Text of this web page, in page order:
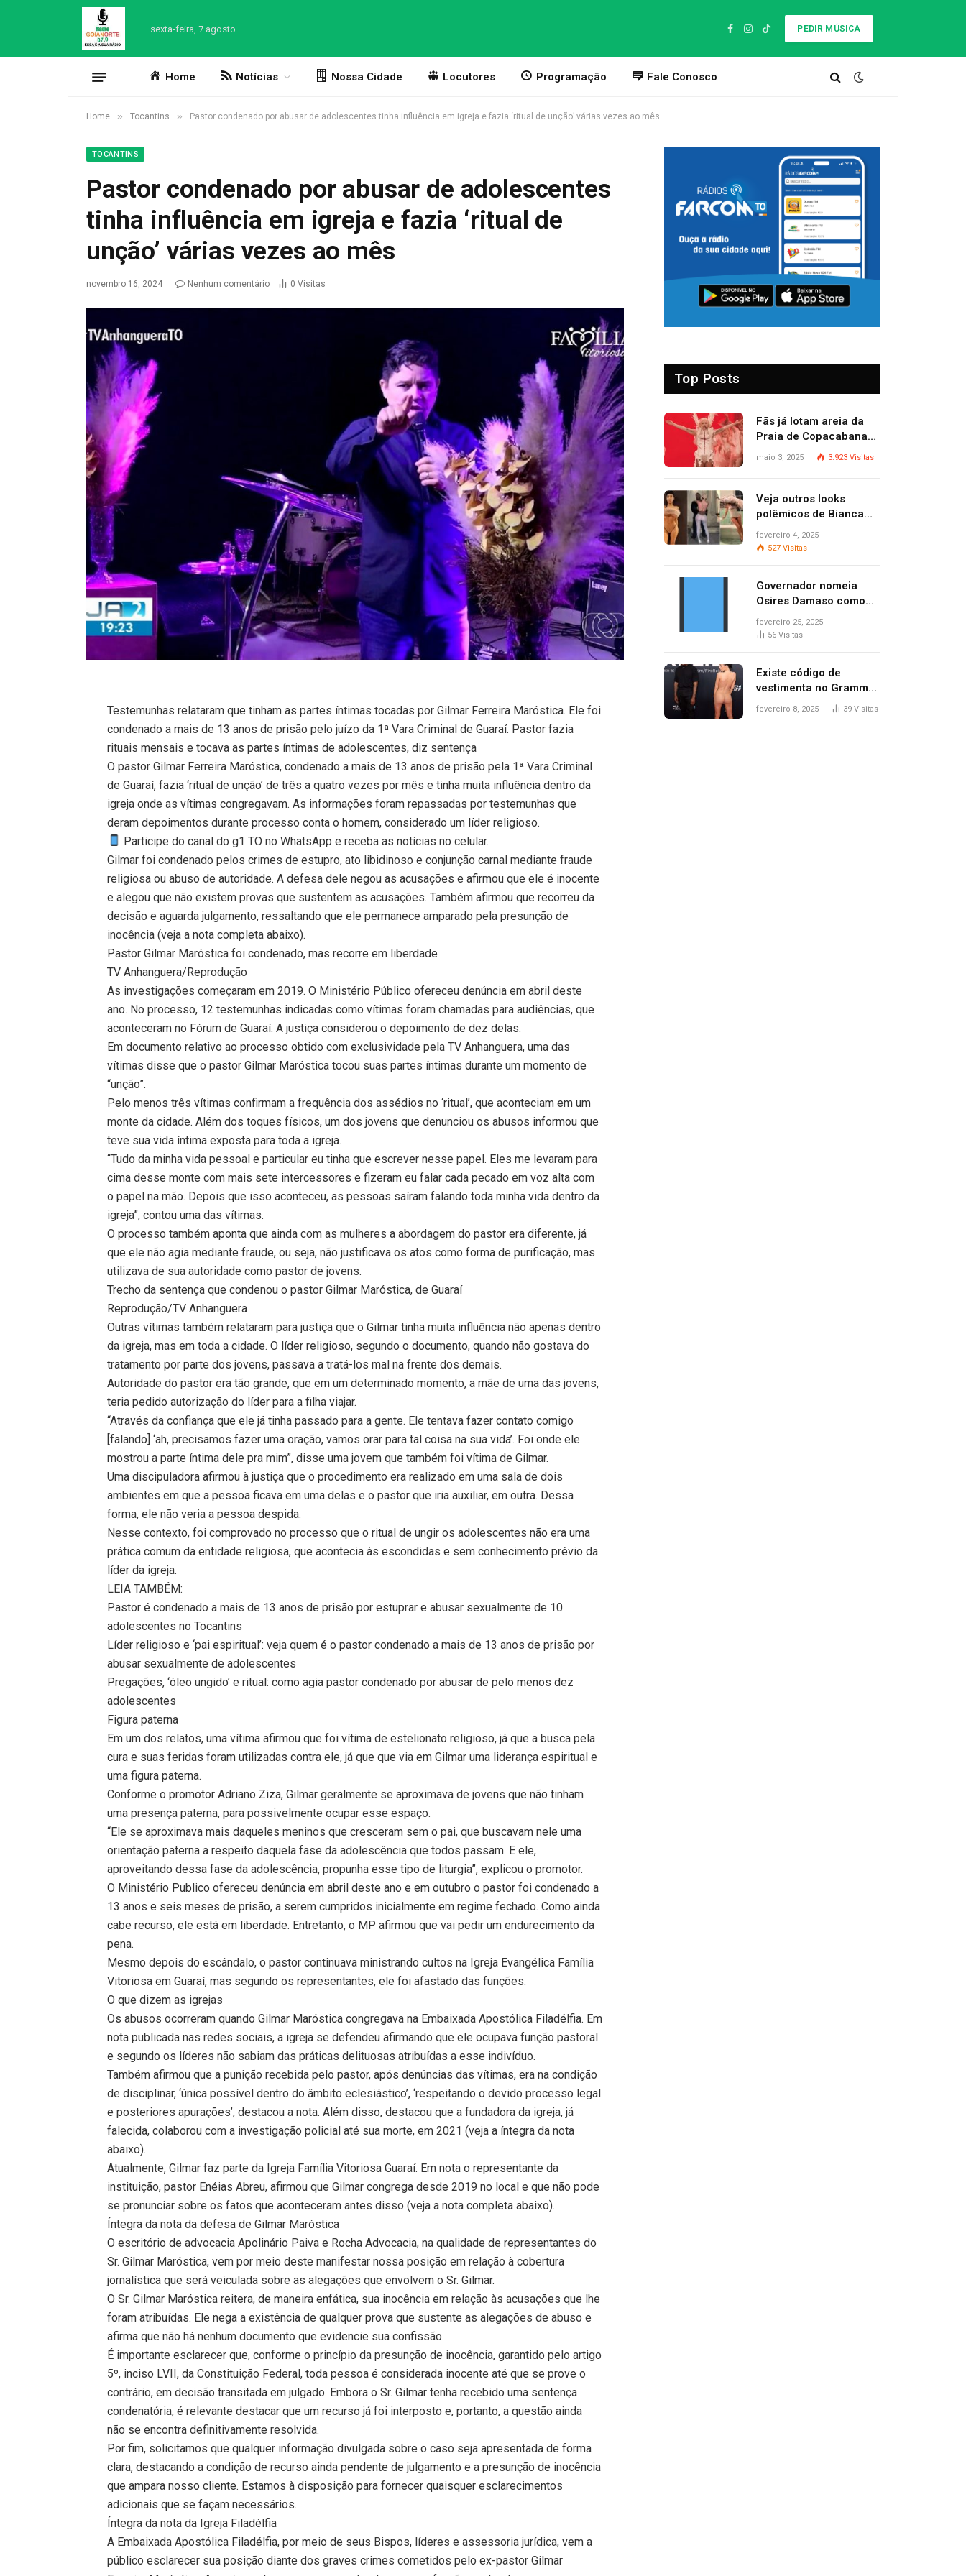
sexta-feira, 7 agosto
Facebook
Instagram
TikTok
PEDIR MÚSICA
Home Notícias Nossa Cidade Locutores Programação Fale Conosco
Home » Tocantins » Pastor condenado por abusar de adolescentes tinha influência em igreja e fazia ‘ritual de unção’ várias vezes ao mês
TOCANTINS
Pastor condenado por abusar de adolescentes
tinha influência em igreja e fazia ‘ritual de
unção’ várias vezes ao mês
novembro 16, 2024 Nenhum comentário 0 Visitas
Testemunhas relataram que tinham as partes íntimas tocadas por Gilmar Ferreira Maróstica. Ele foi
condenado a mais de 13 anos de prisão pelo juízo da 1ª Vara Criminal de Guaraí. Pastor fazia
rituais mensais e tocava as partes íntimas de adolescentes, diz sentença
O pastor Gilmar Ferreira Maróstica, condenado a mais de 13 anos de prisão pela 1ª Vara Criminal
de Guaraí, fazia ‘ritual de unção’ de três a quatro vezes por mês e tinha muita influência dentro da
igreja onde as vítimas congregavam. As informações foram repassadas por testemunhas que
deram depoimentos durante processo conta o homem, considerado um líder religioso.
Participe do canal do g1 TO no WhatsApp e receba as notícias no celular.
Gilmar foi condenado pelos crimes de estupro, ato libidinoso e conjunção carnal mediante fraude
religiosa ou abuso de autoridade. A defesa dele negou as acusações e afirmou que ele é inocente
e alegou que não existem provas que sustentem as acusações. Também afirmou que recorreu da
decisão e aguarda julgamento, ressaltando que ele permanece amparado pela presunção de
inocência (veja a nota completa abaixo).
Pastor Gilmar Maróstica foi condenado, mas recorre em liberdade
TV Anhanguera/Reprodução
As investigações começaram em 2019. O Ministério Público ofereceu denúncia em abril deste
ano. No processo, 12 testemunhas indicadas como vítimas foram chamadas para audiências, que
aconteceram no Fórum de Guaraí. A justiça considerou o depoimento de dez delas.
Em documento relativo ao processo obtido com exclusividade pela TV Anhanguera, uma das
vítimas disse que o pastor Gilmar Maróstica tocou suas partes íntimas durante um momento de
“unção”.
Pelo menos três vítimas confirmam a frequência dos assédios no ‘ritual’, que aconteciam em um
monte da cidade. Além dos toques físicos, um dos jovens que denunciou os abusos informou que
teve sua vida íntima exposta para toda a igreja.
“Tudo da minha vida pessoal e particular eu tinha que escrever nesse papel. Eles me levaram para
cima desse monte com mais sete intercessores e fizeram eu falar cada pecado em voz alta com
o papel na mão. Depois que isso aconteceu, as pessoas saíram falando toda minha vida dentro da
igreja”, contou uma das vítimas.
O processo também aponta que ainda com as mulheres a abordagem do pastor era diferente, já
que ele não agia mediante fraude, ou seja, não justificava os atos como forma de purificação, mas
utilizava de sua autoridade como pastor de jovens.
Trecho da sentença que condenou o pastor Gilmar Maróstica, de Guaraí
Reprodução/TV Anhanguera
Outras vítimas também relataram para justiça que o Gilmar tinha muita influência não apenas dentro
da igreja, mas em toda a cidade. O líder religioso, segundo o documento, quando não gostava do
tratamento por parte dos jovens, passava a tratá-los mal na frente dos demais.
Autoridade do pastor era tão grande, que em um determinado momento, a mãe de uma das jovens,
teria pedido autorização do líder para a filha viajar.
“Através da confiança que ele já tinha passado para a gente. Ele tentava fazer contato comigo
[falando] ‘ah, precisamos fazer uma oração, vamos orar para tal coisa na sua vida’. Foi onde ele
mostrou a parte íntima dele pra mim”, disse uma jovem que também foi vítima de Gilmar.
Uma discipuladora afirmou à justiça que o procedimento era realizado em uma sala de dois
ambientes em que a pessoa ficava em uma delas e o pastor que iria auxiliar, em outra. Dessa
forma, ele não veria a pessoa despida.
Nesse contexto, foi comprovado no processo que o ritual de ungir os adolescentes não era uma
prática comum da entidade religiosa, que acontecia às escondidas e sem conhecimento prévio da
líder da igreja.
LEIA TAMBÉM:
Pastor é condenado a mais de 13 anos de prisão por estuprar e abusar sexualmente de 10
adolescentes no Tocantins
Líder religioso e ‘pai espiritual’: veja quem é o pastor condenado a mais de 13 anos de prisão por
abusar sexualmente de adolescentes
Pregações, ‘óleo ungido’ e ritual: como agia pastor condenado por abusar de pelo menos dez
adolescentes
Figura paterna
Em um dos relatos, uma vítima afirmou que foi vítima de estelionato religioso, já que a busca pela
cura e suas feridas foram utilizadas contra ele, já que que via em Gilmar uma liderança espiritual e
uma figura paterna.
Conforme o promotor Adriano Ziza, Gilmar geralmente se aproximava de jovens que não tinham
uma presença paterna, para possivelmente ocupar esse espaço.
“Ele se aproximava mais daqueles meninos que cresceram sem o pai, que buscavam nele uma
orientação paterna a respeito daquela fase da adolescência que todos passam. E ele,
aproveitando dessa fase da adolescência, propunha esse tipo de liturgia”, explicou o promotor.
O Ministério Publico ofereceu denúncia em abril deste ano e em outubro o pastor foi condenado a
13 anos e seis meses de prisão, a serem cumpridos inicialmente em regime fechado. Como ainda
cabe recurso, ele está em liberdade. Entretanto, o MP afirmou que vai pedir um endurecimento da
pena.
Mesmo depois do escândalo, o pastor continuava ministrando cultos na Igreja Evangélica Família
Vitoriosa em Guaraí, mas segundo os representantes, ele foi afastado das funções.
O que dizem as igrejas
Os abusos ocorreram quando Gilmar Maróstica congregava na Embaixada Apostólica Filadélfia. Em
nota publicada nas redes sociais, a igreja se defendeu afirmando que ele ocupava função pastoral
e segundo os líderes não sabiam das práticas delituosas atribuídas a esse indivíduo.
Também afirmou que a punição recebida pelo pastor, após denúncias das vítimas, era na condição
de disciplinar, ‘única possível dentro do âmbito eclesiástico’, ‘respeitando o devido processo legal
e posteriores apurações’, destacou a nota. Além disso, destacou que a fundadora da igreja, já
falecida, colaborou com a investigação policial até sua morte, em 2021 (veja a íntegra da nota
abaixo).
Atualmente, Gilmar faz parte da Igreja Família Vitoriosa Guaraí. Em nota o representante da
instituição, pastor Enéias Abreu, afirmou que Gilmar congrega desde 2019 no local e que não pode
se pronunciar sobre os fatos que aconteceram antes disso (veja a nota completa abaixo).
Íntegra da nota da defesa de Gilmar Maróstica
O escritório de advocacia Apolinário Paiva e Rocha Advocacia, na qualidade de representantes do
Sr. Gilmar Maróstica, vem por meio deste manifestar nossa posição em relação à cobertura
jornalística que será veiculada sobre as alegações que envolvem o Sr. Gilmar.
O Sr. Gilmar Maróstica reitera, de maneira enfática, sua inocência em relação às acusações que lhe
foram atribuídas. Ele nega a existência de qualquer prova que sustente as alegações de abuso e
afirma que não há nenhum documento que evidencie sua confissão.
É importante esclarecer que, conforme o princípio da presunção de inocência, garantido pelo artigo
5º, inciso LVII, da Constituição Federal, toda pessoa é considerada inocente até que se prove o
contrário, em decisão transitada em julgado. Embora o Sr. Gilmar tenha recebido uma sentença
condenatória, é relevante destacar que um recurso já foi interposto e, portanto, a questão ainda
não se encontra definitivamente resolvida.
Por fim, solicitamos que qualquer informação divulgada sobre o caso seja apresentada de forma
clara, destacando a condição de recurso ainda pendente de julgamento e a presunção de inocência
que ampara nosso cliente. Estamos à disposição para fornecer quaisquer esclarecimentos
adicionais que se façam necessários.
Íntegra da nota da Igreja Filadélfia
A Embaixada Apostólica Filadélfia, por meio de seus Bispos, líderes e assessoria jurídica, vem a
público esclarecer sua posição diante dos graves crimes cometidos pelo ex-pastor Gilmar
Top Posts
Fãs já lotam areia da
Praia de Copacabana
para o show de Lady
maio 3, 2025 3.923 Visitas
Veja outros looks
polêmicos de Bianca
Censori, esposa de
Kanye West que
fevereiro 4, 2025
527 Visitas
Governador nomeia
Osires Damaso como
presidente do Ruraltins
fevereiro 25, 2025
56 Visitas
Existe código de
vestimenta no Grammy?
Questionamento surgiu
fevereiro 8, 2025 39 Visitas